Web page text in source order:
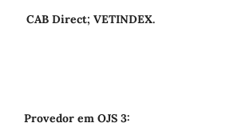
CAB Direct; VETINDEX.
Provedor em OJS 3: